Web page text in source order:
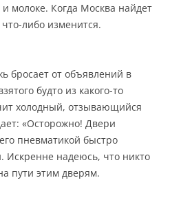
молоке. Когда Москва найдет
либо изменится.
бросает от объявлений в
будто из какого-то
холодный, отзывающийся
«Осторожно! Двери
пневматикой быстро
Искренне надеюсь, что никто
пути этим дверям.